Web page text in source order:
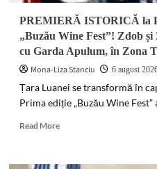
au
abandonat-
o
pe
PREMIERĂ ISTORICĂ la
„Buzău Wine Fest”! Zdob
cu Garda Apulum, în Zona
Mona-Liza Stanciu
6 august
Țara Luanei se transformă în
Prima ediție „Buzău Wine
Read MoreRead
PREMIERĂ